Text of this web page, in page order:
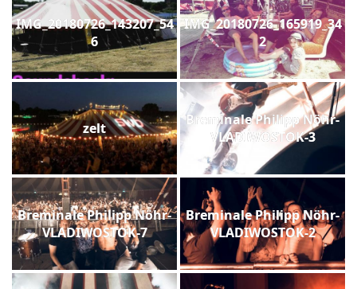
IMG_20180726_143207_54
6
IMG_20180726_165919_34
2
zelt
Breminale Philipp Nöhr-
VLADIWOSTOK-3
Breminale Philipp Nöhr-
VLADIWOSTOK-7
Breminale Philipp Nöhr-
VLADIWOSTOK-2